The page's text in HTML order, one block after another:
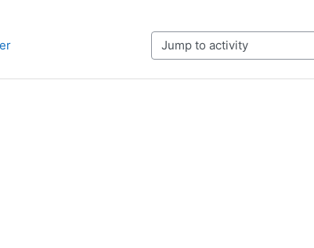
Jump to activity